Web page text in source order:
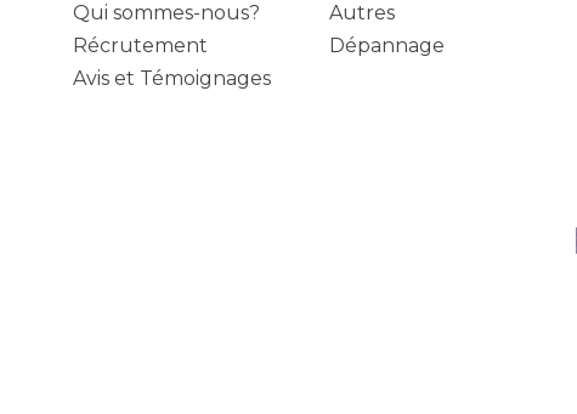
Qui sommes-nous?
Récrutement
Avis et Témoignages
Autres
Dépannage